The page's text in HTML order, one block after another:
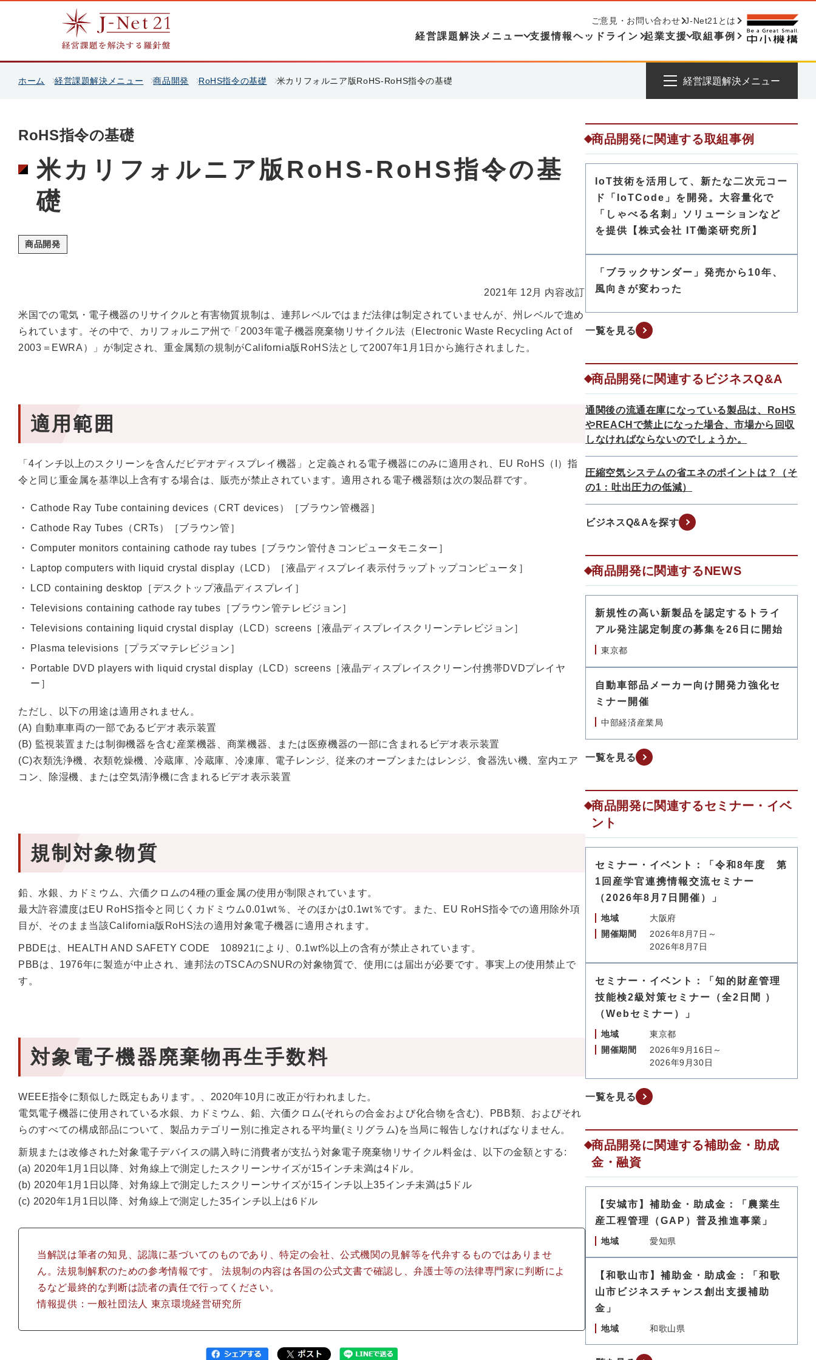
経営課題解決メニュー 支援情報ヘッドライン 起業支援 取組事例
ご意見・お問い合わせ J-Net21とは
ホーム 経営課題解決メニュー 商品開発 RoHS指令の基礎 米カリフォルニア版RoHS-RoHS指令の基礎 経営課題解決メニュー
RoHS指令の基礎
米カリフォルニア版RoHS-RoHS指令の基
礎
商品開発
2021年 12月 内容改訂
米国での電気・電子機器のリサイクルと有害物質規制は、連邦レベルではまだ法律は制定されていませんが、州レベルで進め
られています。その中で、カリフォルニア州で「2003年電子機器廃棄物リサイクル法（Electronic Waste Recycling Act of
2003＝EWRA）」が制定され、重金属類の規制がCalifornia版RoHS法として2007年1月1日から施行されました。
適用範囲
「4インチ以上のスクリーンを含んだビデオディスプレイ機器」と定義される電子機器にのみに適用され、EU RoHS（I）指
令と同じ重金属を基準以上含有する場合は、販売が禁止されています。適用される電子機器類は次の製品群です。
Cathode Ray Tube containing devices（CRT devices）［ブラウン管機器］
Cathode Ray Tubes（CRTs）［ブラウン管］
Computer monitors containing cathode ray tubes［ブラウン管付きコンピュータモニター］
Laptop computers with liquid crystal display（LCD）［液晶ディスプレイ表示付ラップトップコンピュータ］
LCD containing desktop［デスクトップ液晶ディスプレイ］
Televisions containing cathode ray tubes［ブラウン管テレビジョン］
Televisions containing liquid crystal display（LCD）screens［液晶ディスプレイスクリーンテレビジョン］
Plasma televisions［プラズマテレビジョン］
Portable DVD players with liquid crystal display（LCD）screens［液晶ディスプレイスクリーン付携帯DVDプレイヤ
ー］
ただし、以下の用途は適用されません。
(A) 自動車車両の一部であるビデオ表示装置
(B) 監視装置または制御機器を含む産業機器、商業機器、または医療機器の一部に含まれるビデオ表示装置
(C)衣類洗浄機、衣類乾燥機、冷蔵庫、冷蔵庫、冷凍庫、電子レンジ、従来のオーブンまたはレンジ、食器洗い機、室内エア
コン、除湿機、または空気清浄機に含まれるビデオ表示装置
規制対象物質
鉛、水銀、カドミウム、六価クロムの4種の重金属の使用が制限されています。
最大許容濃度はEU RoHS指令と同じくカドミウム0.01wt％、そのほかは0.1wt％です。また、EU RoHS指令での適用除外項
目が、そのまま当該California版RoHS法の適用対象電子機器に適用されます。
PBDEは、HEALTH AND SAFETY CODE 108921により、0.1wt%以上の含有が禁止されています。
PBBは、1976年に製造が中止され、連邦法のTSCAのSNURの対象物質で、使用には届出が必要です。事実上の使用禁止で
す。
対象電子機器廃棄物再生手数料
WEEE指令に類似した既定もあります。、2020年10月に改正が行われました。
電気電子機器に使用されている水銀、カドミウム、鉛、六価クロム(それらの合金および化合物を含む)、PBB類、およびそれ
らのすべての構成部品について、製品カテゴリー別に推定される平均量(ミリグラム)を当局に報告しなければなりません。
新規または改修された対象電子デバイスの購入時に消費者が支払う対象電子廃棄物リサイクル料金は、以下の金額とする:
(a) 2020年1月1日以降、対角線上で測定したスクリーンサイズが15インチ未満は4ドル。
(b) 2020年1月1日以降、対角線上で測定したスクリーンサイズが15インチ以上35インチ未満は5ドル
(c) 2020年1月1日以降、対角線上で測定した35インチ以上は6ドル
当解説は筆者の知見、認識に基づいてのものであり、特定の会社、公式機関の見解等を代弁するものではありませ
ん。法規制解釈のための参考情報です。 法規制の内容は各国の公式文書で確認し、弁護士等の法律専門家に判断によ
るなど最終的な判断は読者の責任で行ってください。
情報提供：一般社団法人 東京環境経営研究所
商品開発に関連する取組事例
IoT技術を活用して、新たな二次元コー
ド「IoTCode」を開発。大容量化で
「しゃべる名刺」ソリューションなど
を提供【株式会社 IT働楽研究所】
「ブラックサンダー」発売から10年、
風向きが変わった
一覧を見る
商品開発に関連するビジネスQ&A
通関後の流通在庫になっている製品は、RoHS
やREACHで禁止になった場合、市場から回収
しなければならないのでしょうか。
圧縮空気システムの省エネのポイントは？（そ
の1：吐出圧力の低減）
ビジネスQ&Aを探す
商品開発に関連するNEWS
新規性の高い新製品を認定するトライ
アル発注認定制度の募集を26日に開始
東京都
自動車部品メーカー向け開発力強化セ
ミナー開催
中部経済産業局
一覧を見る
商品開発に関連するセミナー・イベ
ント
セミナー・イベント：「令和8年度 第
1回産学官連携情報交流セミナー
（2026年8月7日開催）」
地域
大阪府
開催期間
2026年8月7日～
2026年8月7日
セミナー・イベント：「知的財産管理
技能検2級対策セミナー（全2日間 ）
（Webセミナー）」
地域
東京都
開催期間
2026年9月16日～
2026年9月30日
一覧を見る
商品開発に関連する補助金・助成
金・融資
【安城市】補助金・助成金：「農業生
産工程管理（GAP）普及推進事業」
地域 愛知県
【和歌山市】補助金・助成金：「和歌
山市ビジネスチャンス創出支援補助
金」
地域 和歌山県